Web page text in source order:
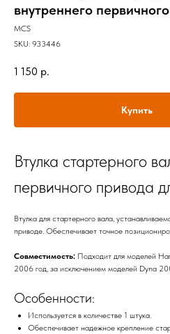
внутреннего
MCS
SKU: 933446
1 150 р.
Купить
Втулка стартерного
первичного привода
Втулка для стартерного вала,
приводе. Обеспечивает точное
Совместимость: Подходит для моделей
2006 год, за исключением моделей Dyna
Особенности:
Используется в количестве 1 штука.
Обеспечивает надежное крепление